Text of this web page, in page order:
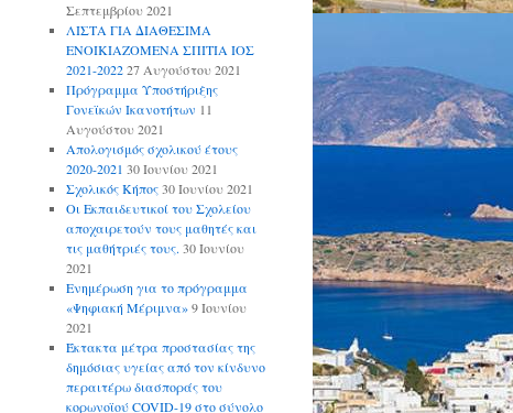
Σεπτεμβρίου 2021
ΛΙΣΤΑ ΓΙΑ ΔΙΑΘΕΣΙΜΑ
ΕΝΟΙΚΙΑΖΟΜΕΝΑ ΣΠΙΤΙΑ ΙΟΣ
2021-2022 27 Αυγούστου 2021
Πρόγραμμα Υποστήριξης
Γονεϊκών Ικανοτήτων 11
Αυγούστου 2021
Απολογισμός σχολικού έτους
2020-2021 30 Ιουνίου 2021
Σχολικός Κήπος 30 Ιουνίου 2021
Οι Εκπαιδευτικοί του Σχολείου
αποχαιρετούν τους μαθητές και
τις μαθήτριές τους. 30 Ιουνίου
2021
Ενημέρωση για το πρόγραμμα
«Ψηφιακή Μέριμνα» 9 Ιουνίου
2021
Έκτακτα μέτρα προστασίας της
δημόσιας υγείας από τον κίνδυνο
περαιτέρω διασποράς του
κορωνοϊού COVID-19 στο σύνολο